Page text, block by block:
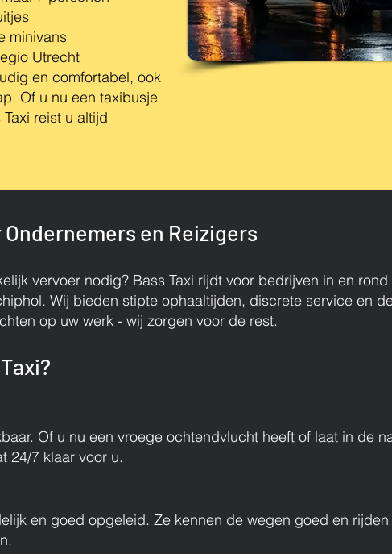
minivans
Utrecht
en comfortabel, ook
Of u nu een taxibusje
reist u altijd
en Reizigers
vervoer nodig? Bass Taxi rijdt voor bedrijven in en
Wij bieden stipte ophaaltijden, discrete service en
op uw werk - wij zorgen voor de rest.
Of u nu een vroege ochtendvlucht heeft of laat in de
24/7 klaar voor u.
en goed opgeleid. Ze kennen de wegen goed en